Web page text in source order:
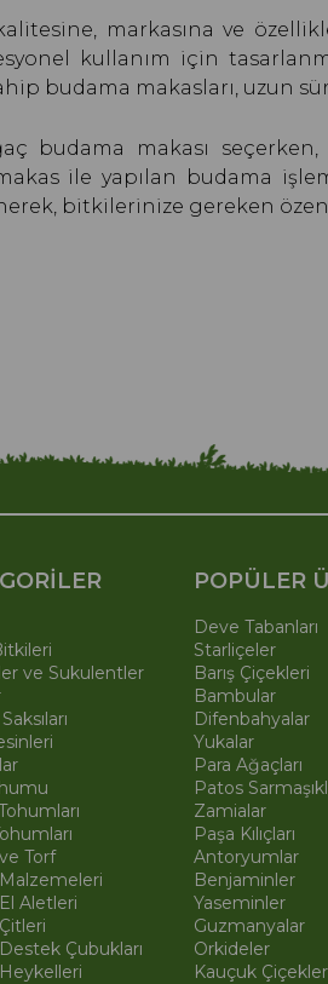
markasına ve
kullanım için
budama makasları, uzun
budama makası
ile yapılan budama
bitkilerinize gereken
ve Sukulentler
Torf
Aletleri
Çubukları
POPÜLER
Deve Tabanları
Starliçeler
Barış Çiçekleri
Bambular
Difenbahyalar
Yukalar
Para Ağaçları
Patos
Zamialar
Paşa Kılıçları
Antoryumlar
Benjaminler
Yaseminler
Guzmanyalar
Orkideler
Kauçuk